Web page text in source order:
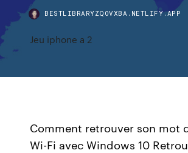
BESTLIBRARYZQOVXBA.NETLIFY.APP
Jeu iphone a 2
Comment retrouver son mot
Wi-Fi avec Windows 10